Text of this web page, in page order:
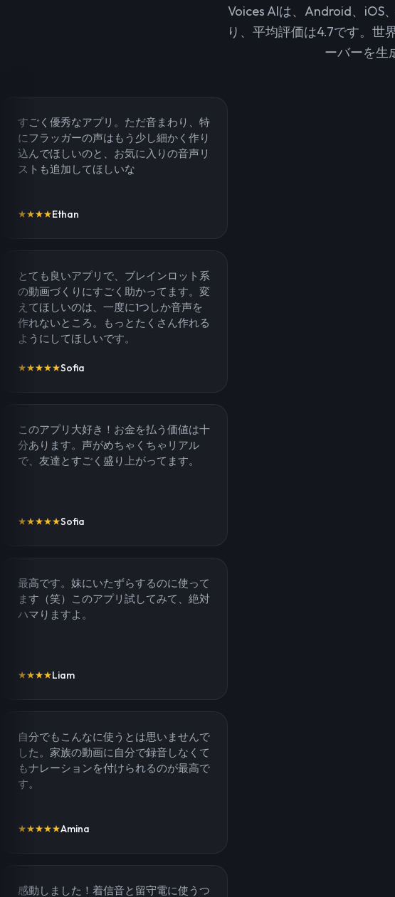
Voices AIは、Android、iOS
り、平均評価は4.7です。世
ーバーを生
すごく優秀なアプリ。ただ音まわり、特
にフラッガーの声はもう少し細かく作り
込んでほしいのと、お気に入りの音声リ
ストも追加してほしいな
★★★★Ethan
とても良いアプリで、ブレインロット系
の動画づくりにすごく助かってます。変
えてほしいのは、一度に1つしか音声を
作れないところ。もっとたくさん作れる
ようにしてほしいです。
★★★★★Sofia
このアプリ大好き！お金を払う価値は十
分あります。声がめちゃくちゃリアル
で、友達とすごく盛り上がってます。
★★★★★Sofia
最高です。妹にいたずらするのに使って
ます（笑）このアプリ試してみて、絶対
ハマりますよ。
★★★★Liam
自分でもこんなに使うとは思いませんで
した。家族の動画に自分で録音しなくて
もナレーションを付けられるのが最高で
す。
★★★★★Amina
感動しました！着信音と留守電に使うつ